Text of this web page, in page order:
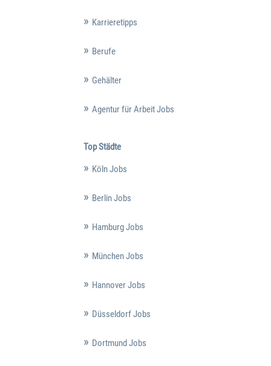
Karrieretipps
Berufe
Gehälter
Agentur für Arbeit Jobs
Top Städte
Köln Jobs
Berlin Jobs
Hamburg Jobs
München Jobs
Hannover Jobs
Düsseldorf Jobs
Dortmund Jobs